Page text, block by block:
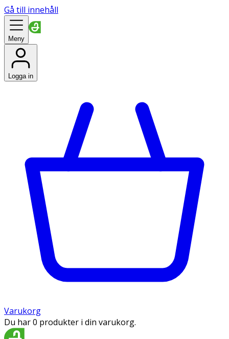
Gå till innehåll
Meny
Logga in
Varukorg
Du har 0 produkter i din varukorg.